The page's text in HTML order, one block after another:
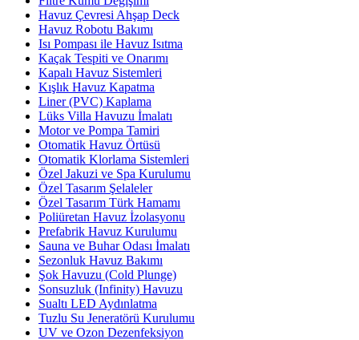
Havuz Çevresi Ahşap Deck
Havuz Robotu Bakımı
Isı Pompası ile Havuz Isıtma
Kaçak Tespiti ve Onarımı
Kapalı Havuz Sistemleri
Kışlık Havuz Kapatma
Liner (PVC) Kaplama
Lüks Villa Havuzu İmalatı
Motor ve Pompa Tamiri
Otomatik Havuz Örtüsü
Otomatik Klorlama Sistemleri
Özel Jakuzi ve Spa Kurulumu
Özel Tasarım Şelaleler
Özel Tasarım Türk Hamamı
Poliüretan Havuz İzolasyonu
Prefabrik Havuz Kurulumu
Sauna ve Buhar Odası İmalatı
Sezonluk Havuz Bakımı
Şok Havuzu (Cold Plunge)
Sonsuzluk (Infinity) Havuzu
Sualtı LED Aydınlatma
Tuzlu Su Jeneratörü Kurulumu
UV ve Ozon Dezenfeksiyon